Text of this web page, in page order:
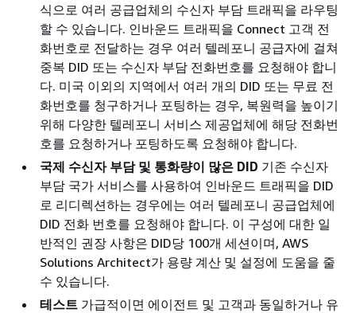
식으로 여러 공급업체의 수신자 부담 트래픽을 라우팅
할 수 있습니다. 인바운드 트래픽을 Connect 고객 전
화번호로 전달하는 경우 여러 텔레포니 공급자에 걸쳐
중복 DID 또는 수신자 부담 전화번호를 요청해야 합니
다. 미국 이외의 지역에서 여러 개의 DID 또는 무료 전
화번호를 청구하거나 포팅하는 경우, 복원력을 높이기
위해 다양한 텔레포니 서비스 제공업체에 해당 전화번
호를 요청하거나 포팅하도록 요청해야 합니다.
국제 수신자 부담 및 통화량이 많은 DID 기존 수신자
부담 국가 서비스를 사용하여 인바운드 트래픽을 DID
로 리디렉션하는 경우에는 여러 텔레포니 공급업체에
DID 전화 번호를 요청해야 합니다. 이 구성에 대한 일
반적인 권장 사항은 DID당 100개 세션이며, AWS
Solutions Architect가 용량 계산 및 설정에 도움을 줄
수 있습니다.
테스트 가급적이면 에이전트 및 고객과 동일하거나 유